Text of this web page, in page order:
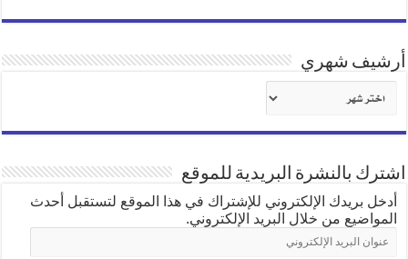
أرشيف شهري
شهري
اشترك بالنشرة البريدية للموقع
أدخل بريدك الإلكتروني للإشتراك في هذا الموقع لتستقبل أحدث
المواضيع من خلال البريد الإلكتروني.
عنوان
البريد